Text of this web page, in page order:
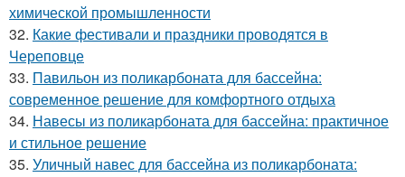
химической промышленности
32. Какие фестивали и праздники проводятся в
Череповце
33. Павильон из поликарбоната для бассейна:
современное решение для комфортного отдыха
34. Навесы из поликарбоната для бассейна: практичное
и стильное решение
35. Уличный навес для бассейна из поликарбоната: